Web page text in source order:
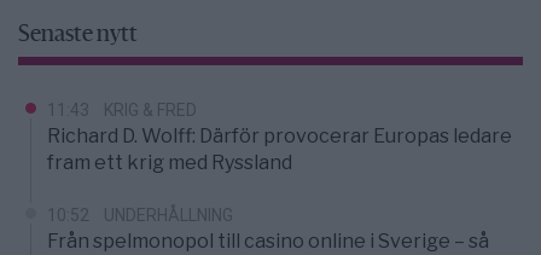
Senaste nytt
11:43 KRIG & FRED
Richard D. Wolff: Därför provocerar Europas ledare
fram ett krig med Ryssland
10:52 UNDERHÅLLNING
Från spelmonopol till casino online i Sverige – så